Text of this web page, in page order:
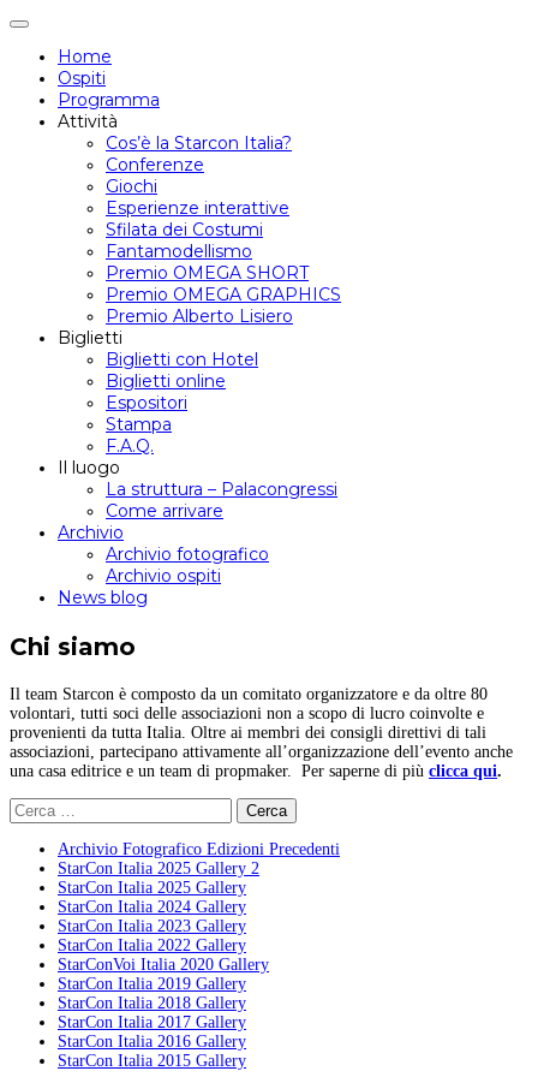
Attiva/disattiva
navigazione
Home
Ospiti
Programma
Attività
Cos’è la Starcon Italia?
Conferenze
Giochi
Esperienze interattive
Sfilata dei Costumi
Fantamodellismo
Premio OMEGA SHORT
Premio OMEGA GRAPHICS
Premio Alberto Lisiero
Biglietti
Biglietti con Hotel
Biglietti online
Espositori
Stampa
F.A.Q.
Il luogo
La struttura – Palacongressi
Come arrivare
Archivio
Archivio fotografico
Archivio ospiti
News blog
Chi siamo
Il team Starcon è composto da un comitato organizzatore e da oltre 80
volontari, tutti soci delle associazioni non a scopo di lucro coinvolte e
provenienti da tutta Italia. Oltre ai membri dei consigli direttivi di tali
associazioni, partecipano attivamente all’organizzazione dell’evento anche
una casa editrice e un team di propmaker. Per saperne di più clicca qui.
Ricerca
per:
Archivio Fotografico Edizioni Precedenti
StarCon Italia 2025 Gallery 2
StarCon Italia 2025 Gallery
StarCon Italia 2024 Gallery
StarCon Italia 2023 Gallery
StarCon Italia 2022 Gallery
StarConVoi Italia 2020 Gallery
StarCon Italia 2019 Gallery
StarCon Italia 2018 Gallery
StarCon Italia 2017 Gallery
StarCon Italia 2016 Gallery
StarCon Italia 2015 Gallery